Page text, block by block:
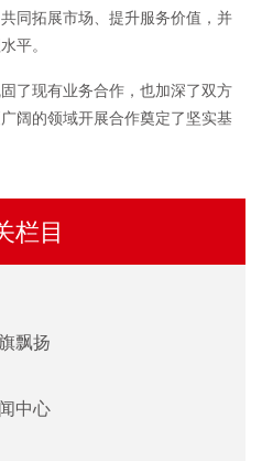
同拓展市场、提升服务价值，并
平。
了现有业务合作，也加深了双方
阔的领域开展合作奠定了坚实基
栏目
飘扬
中心